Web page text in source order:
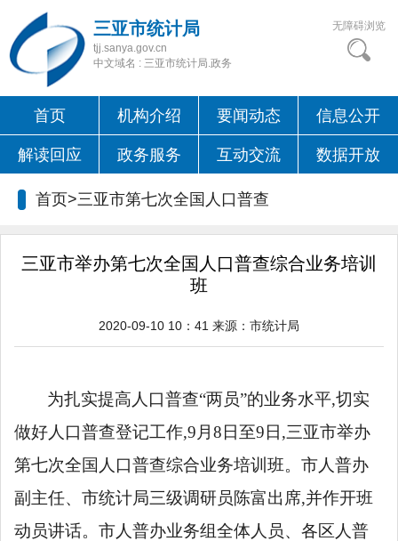
三亚市统计局
tjj.sanya.gov.cn
中文域名 : 三亚市统计局.政务
无障碍浏览
首页 机构介绍 要闻动态 信息公开
解读回应 政务服务 互动交流 数据开放
首页>三亚市第七次全国人口普查
三亚市举办第七次全国人口普查综合业务培训
班
2020-09-10 10：41 来源： 市统计局
为扎实提高人口普查“两员”的业务水平,切实
做好人口普查登记工作,9月8日至9日,三亚市举办
第七次全国人口普查综合业务培训班。市人普办
副主任、市统计局三级调研员陈富出席,并作开班
动员讲话。市人普办业务组全体人员、各区人普